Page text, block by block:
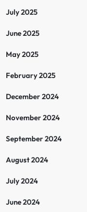
July 2025
June 2025
May 2025
February 2025
December 2024
November 2024
September 2024
August 2024
July 2024
June 2024